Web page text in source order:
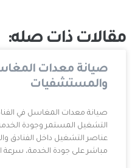
مقالات ذات صله:
صيانة معدات
والمستشفيات
صيانة معدات المغاسل في
التشغيل المستمر وجودة
عناصر التشغيل داخل الفنادق
مباشر على جودة الخدمة، سرعة